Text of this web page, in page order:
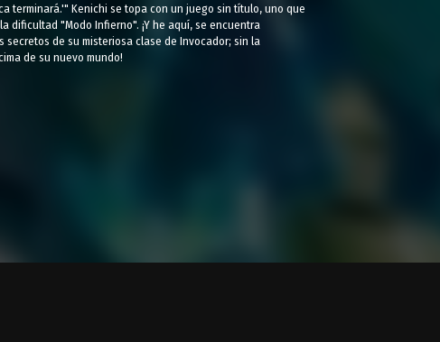
terminará.'" Kenichi se topa con un juego sin título, uno que
dificultad "Modo Infierno". ¡Y he aquí, se encuentra
de su misteriosa clase de Invocador; sin la
de su nuevo mundo!